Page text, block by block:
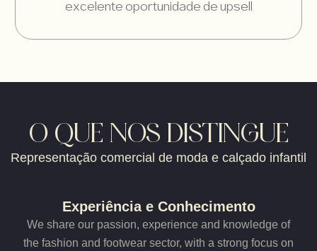
excelente oportunidade de upsell
O QUE NOS DISTINGUE
Representação comercial de moda e calçado infantil
Experiência e Conhecimento
We share our passion, experience and knowledge of
the fashion and footwear sector, with a strong focus on